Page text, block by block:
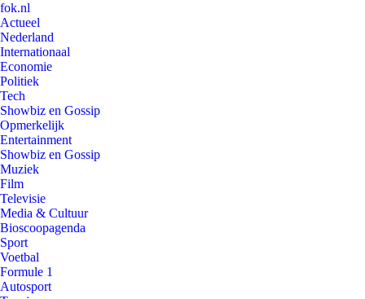
fok.nl
Actueel
Nederland
Internationaal
Economie
Politiek
Tech
Showbiz en Gossip
Opmerkelijk
Entertainment
Showbiz en Gossip
Muziek
Film
Televisie
Media & Cultuur
Bioscoopagenda
Sport
Voetbal
Formule 1
Autosport